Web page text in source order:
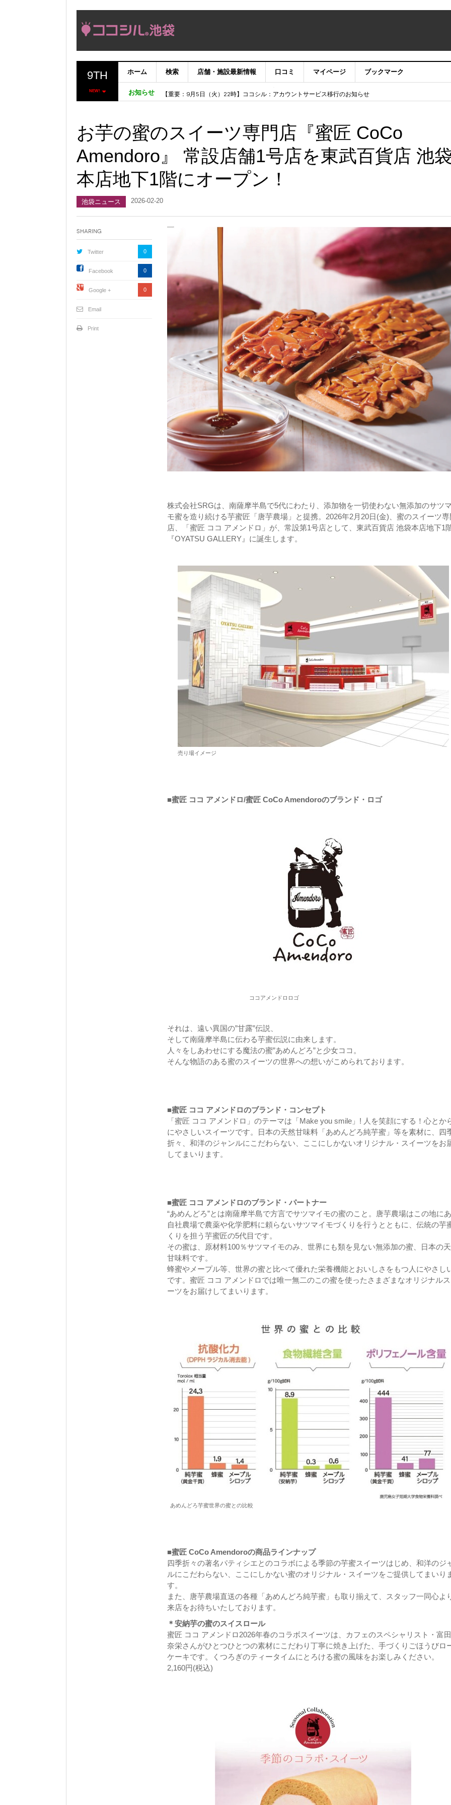
9TH
NEW!
ホーム 検索 店舗・施設最新情報 口コミ マイページ ブックマーク
お知らせ
【完了】システムメンテナンス作業に伴うサイト・アプリ利用停止のお知らせ
【重要：9月5日（火）22時】ココシル：アカウントサービス移行のお知らせ
「いま、困っている店舗の皆様を応援させていただきたい！」
お芋の蜜のスイーツ専門店『蜜匠 CoCo
Amendoro』 常設店舗1号店を東武百貨店 池
本店地下1階にオープン！
池袋ニュース 2026-02-20
株式会社SRGは、南薩摩半島で5代にわたり、添加物を一切使わない無添加のサツ
モ蜜を造り続ける芋蜜匠「唐芋農場」と提携。2026年2月20日(金)、蜜のスイーツ専
店、「蜜匠 ココ アメンドロ」が、常設第1号店として、東武百貨店 池袋本店地下1
『OYATSU GALLERY』に誕生します。
売り場イメージ
■蜜匠 ココ アメンドロ/蜜匠 CoCo Amendoroのブランド・ロゴ
ココアメンドロロゴ
それは、遠い異国の”甘露”伝説、
そして南薩摩半島に伝わる芋蜜伝説に由来します。
人々をしあわせにする魔法の蜜”あめんどろ”と少女ココ。
そんな物語のある蜜のスイーツの世界への想いがこめられております。
■蜜匠 ココ アメンドロのブランド・コンセプト
「蜜匠 ココ アメンドロ」のテーマは「Make you smile」! 人を笑顔にする！心とか
にやさしいスイーツです。日本の天然甘味料「あめんどろ純芋蜜」等を素材に、四
折々、和洋のジャンルにこだわらない、ここにしかないオリジナル・スイーツをお
してまいります。
■蜜匠 ココ アメンドロのブランド・パートナー
“あめんどろ”とは南薩摩半島で方言でサツマイモの蜜のこと。唐芋農場はこの地に
自社農場で農薬や化学肥料に頼らないサツマイモづくりを行うとともに、伝統の芋
くりを担う芋蜜匠の5代目です。
その蜜は、原材料100％サツマイモのみ、世界にも類を見ない無添加の蜜、日本の
甘味料です。
蜂蜜やメープル等、世界の蜜と比べて優れた栄養機能とおいしさをもつ人にやさし
です。蜜匠 ココ アメンドロでは唯一無二のこの蜜を使ったさまざまなオリジナル
ーツをお届けしてまいります。
あめんどろ芋蜜世界の蜜との比較
■蜜匠 CoCo Amendoroの商品ラインナップ
四季折々の著名パティシエとのコラボによる季節の芋蜜スイーツはじめ、和洋のジ
ルにこだわらない、ここにしかない蜜のオリジナル・スイーツをご提供してまいり
す。
また、唐芋農場直送の各種「あめんどろ純芋蜜」も取り揃えて、スタッフ一同心よ
来店をお待ちいたしております。
＊安納芋の蜜のスイスロール
蜜匠 ココ アメンドロ2026年春のコラボスイーツは、カフェのスペシャリスト・富
奈栄さんがひとつひとつの素材にこだわり丁寧に焼き上げた、手づくりごほうびロ
ケーキです。くつろぎのティータイムにとろける蜜の風味をお楽しみください。
2,160円(税込)
Sharing
Twitter 0
Facebook 0
Google + 0
Email
Print